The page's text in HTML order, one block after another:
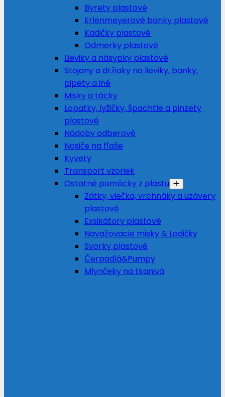
Byrety plastové
Erlenmeyerové banky plastové
Kadičky plastové
Odmerky plastové
Lieviky a násypky plastové
Stojany a držiaky na lieviky, banky,
pipety a iné
Misky a tácky
Lopatky, lyžičky, špachtle a pinzety
plastové
Nádoby odberové
Nosiče na fľaše
Kyvety
Transport vzoriek
Ostatné pomôcky z plastu
Zátky, viečka, vrchnáky a uzávery
plastové
Exsikátory plastové
Navažovacie misky & Lodičky
Svorky plastové
Čerpadlá&Pumpy
Mlynčeky na tkanivá